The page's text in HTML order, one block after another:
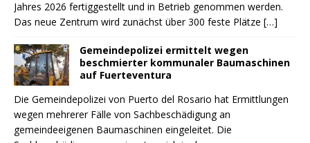
Jahres 2026 fertiggestellt und in Betrieb genommen werden.
Das neue Zentrum wird zunächst über 300 feste Plätze […]
Gemeindepolizei ermittelt wegen
beschmierter kommunaler Baumaschinen
auf Fuerteventura
Die Gemeindepolizei von Puerto del Rosario hat Ermittlungen
wegen mehrerer Fälle von Sachbeschädigung an
gemeindeeigenen Baumaschinen eingeleitet. Die